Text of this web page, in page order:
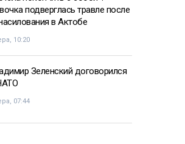
подверглась травле после
в Актобе
10:20
Зеленский договорился
07:44